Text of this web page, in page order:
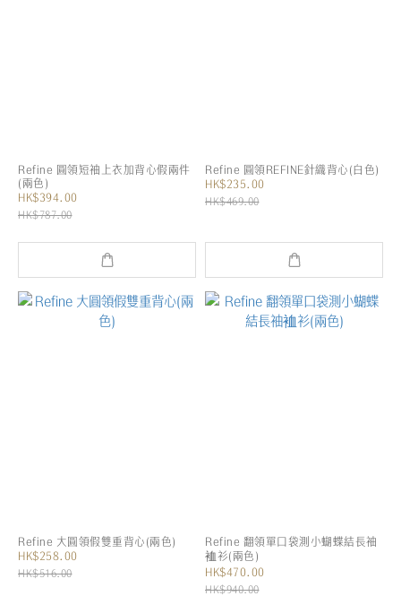
Refine 圓領短袖上衣加背心假兩件
(兩色)
HK$394.00
HK$787.00
Refine 圓領REFINE針織背心(白色)
HK$235.00
HK$469.00
Refine 大圓領假雙重背心(兩色)
HK$258.00
HK$516.00
Refine 翻領單口袋測小蝴蝶結長袖
裇衫(兩色)
HK$470.00
HK$940.00